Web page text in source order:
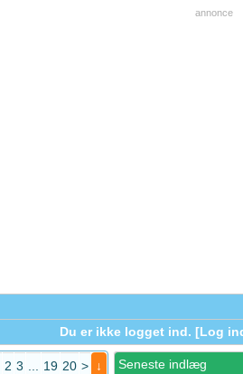
annonce
Du er ikke logget ind. [Log
2 3 19 20 > ↓
Seneste indlæg